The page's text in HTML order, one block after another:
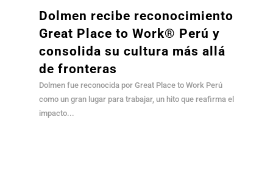
Dolmen recibe reconocimiento
Great Place to Work® Perú y
consolida su cultura más allá
de fronteras
Dolmen fue reconocida por Great Place to Work Perú
como un gran lugar para trabajar, un hito que reafirma el
impacto...